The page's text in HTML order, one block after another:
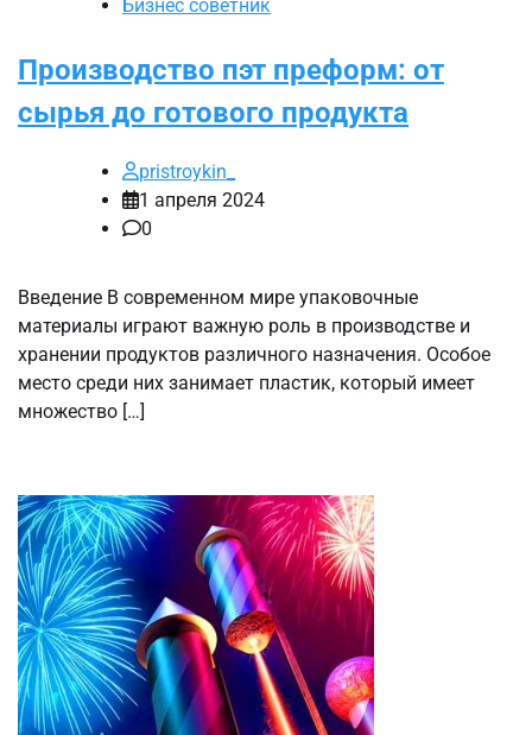
Бизнес советник
Производство пэт преформ: от
сырья до готового продукта
pristroykin_
1 апреля 2024
0
Введение В современном мире упаковочные
материалы играют важную роль в производстве и
хранении продуктов различного назначения. Особое
место среди них занимает пластик, который имеет
множество […]